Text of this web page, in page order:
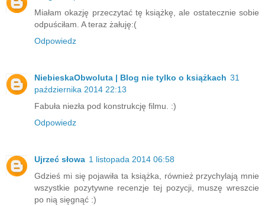
Miałam okazję przeczytać tę książkę, ale ostatecznie sobie
odpuściłam. A teraz żałuję:(
Odpowiedz
NiebieskaObwoluta | Blog nie tylko o książkach 31
października 2014 22:13
Fabuła niezła pod konstrukcję filmu. :)
Odpowiedz
Ujrzeć słowa 1 listopada 2014 06:58
Gdzieś mi się pojawiła ta książka, również przychylają mnie
wszystkie pozytywne recenzje tej pozycji, muszę wreszcie
po nią sięgnąć :)